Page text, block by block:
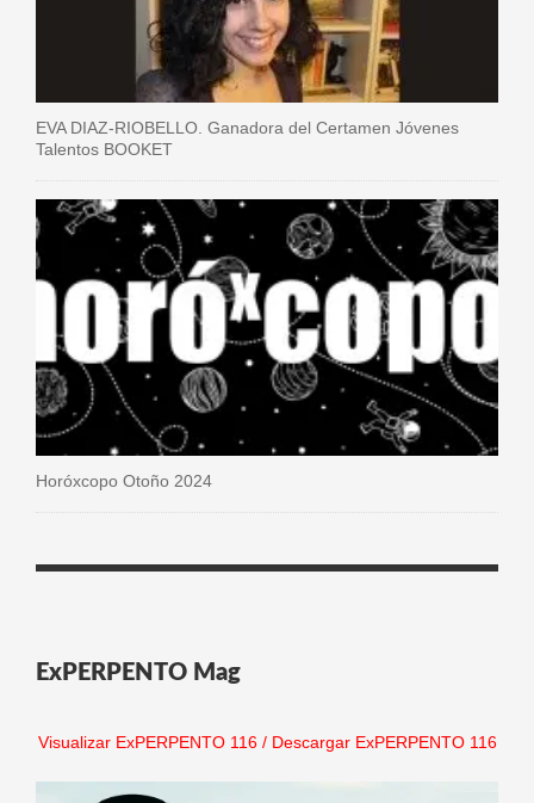
EVA DIAZ-RIOBELLO. Ganadora del Certamen Jóvenes
Talentos BOOKET
Horóxcopo Otoño 2024
ExPERPENTO Mag
Visualizar ExPERPENTO 116/ Descargar ExPERPENTO 116